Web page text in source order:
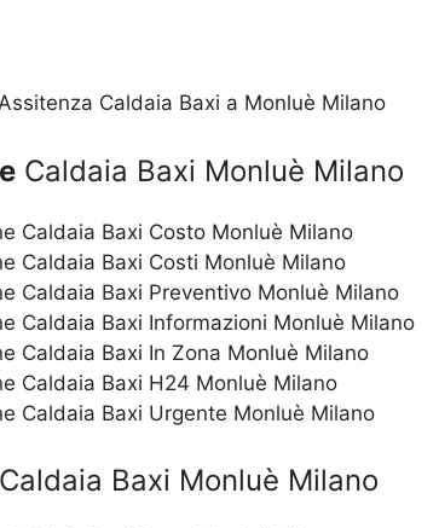
Caldaia Baxi a Monluè Milano
Caldaia Baxi Monluè Milano
Caldaia Baxi Costo Monluè Milano
Caldaia Baxi Costi Monluè Milano
Caldaia Baxi Preventivo Monluè Milano
Caldaia Baxi Informazioni Monluè Milano
Caldaia Baxi In Zona Monluè Milano
Caldaia Baxi H24 Monluè Milano
Caldaia Baxi Urgente Monluè Milano
Caldaia Baxi Monluè Milano